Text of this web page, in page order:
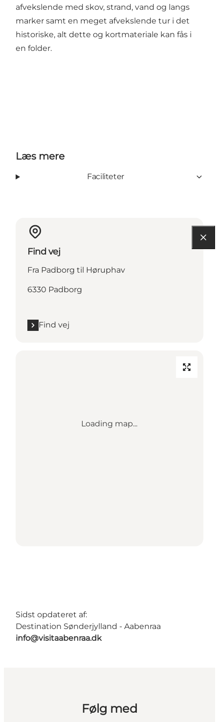
afvekslende med skov, strand, vand og langs
marker samt en meget afvekslende tur i det
historiske, alt dette og kortmateriale kan fås i
en folder.
Læs mere
Faciliteter
Find vej
Fra Padborg til Høruphav
6330 Padborg
Find vej
Loading map...
Sidst opdateret af:
Destination Sønderjylland - Aabenraa
info@visitaabenraa.dk
Følg med